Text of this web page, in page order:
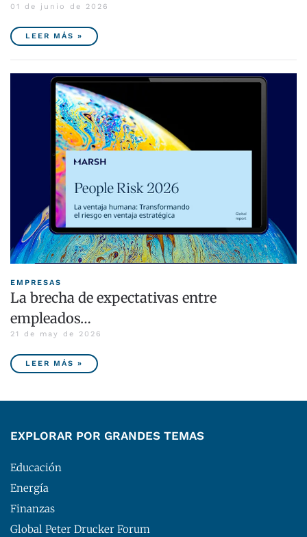
01 de junio de 2026
LEER MÁS »
EMPRESAS
La brecha de expectativas entre
empleados…
21 de may de 2026
LEER MÁS »
EXPLORAR POR GRANDES TEMAS
Educación
Energía
Finanzas
Global Peter Drucker Forum